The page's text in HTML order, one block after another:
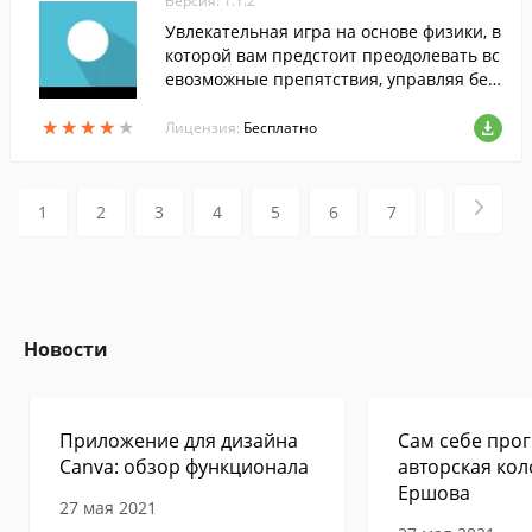
★★★★ ★
★★★★ ★
Увлекательная игра на основе физики, в
которой вам предстоит преодолевать вс
евозможные препятствия, управляя бел
Лицензия: Бесплатно
1 2 3 4 5 6 7
Новости
Приложение для дизайна
Canva: обзор функционала
27 мая 2021
Сам себе
авторская
Ершова